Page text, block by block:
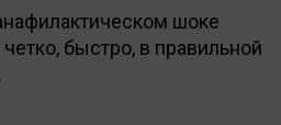
шоке
быстро, в правильной